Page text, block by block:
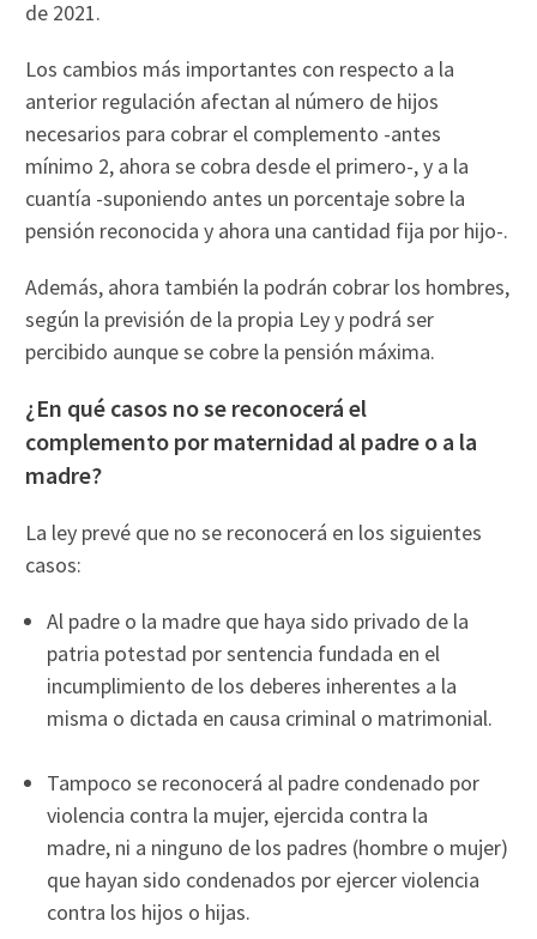
de 2021.
Los cambios más importantes con respecto a la
anterior regulación afectan al número de hijos
necesarios para cobrar el complemento -antes
mínimo 2, ahora se cobra desde el primero-, y a la
cuantía -suponiendo antes un porcentaje sobre la
pensión reconocida y ahora una cantidad fija por hijo-.
Además, ahora también la podrán cobrar los hombres,
según la previsión de la propia Ley y podrá ser
percibido aunque se cobre la pensión máxima.
¿En qué casos no se reconocerá el
complemento por maternidad al padre o a la
madre?
La ley prevé que no se reconocerá en los siguientes
casos:
Al padre o la madre que haya sido privado de la
patria potestad por sentencia fundada en el
incumplimiento de los deberes inherentes a la
misma o dictada en causa criminal o matrimonial.
Tampoco se reconocerá al padre condenado por
violencia contra la mujer, ejercida contra la
madre, ni a ninguno de los padres (hombre o mujer)
que hayan sido condenados por ejercer violencia
contra los hijos o hijas.